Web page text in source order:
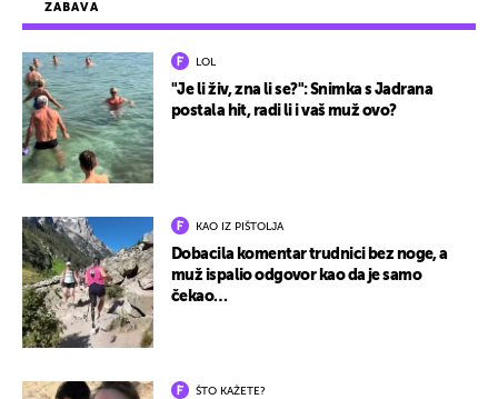
ZABAVA
LOL
"Je li živ, zna li se?": Snimka s Jadrana
postala hit, radi li i vaš muž ovo?
KAO IZ PIŠTOLJA
Dobacila komentar trudnici bez noge, a
muž ispalio odgovor kao da je samo
čekao…
ŠTO KAŽETE?